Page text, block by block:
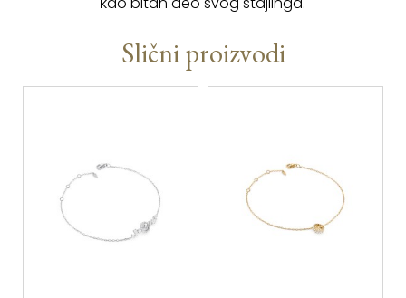
Slični proizvodi